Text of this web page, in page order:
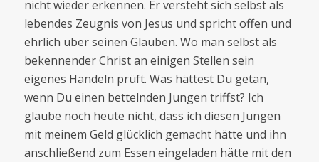
nicht wieder erkennen. Er versteht sich selbst als
lebendes Zeugnis von Jesus und spricht offen und
ehrlich über seinen Glauben. Wo man selbst als
bekennender Christ an einigen Stellen sein
eigenes Handeln prüft. Was hättest Du getan,
wenn Du einen bettelnden Jungen triffst? Ich
glaube noch heute nicht, dass ich diesen Jungen
mit meinem Geld glücklich gemacht hätte und ihn
anschließend zum Essen eingeladen hätte mit den